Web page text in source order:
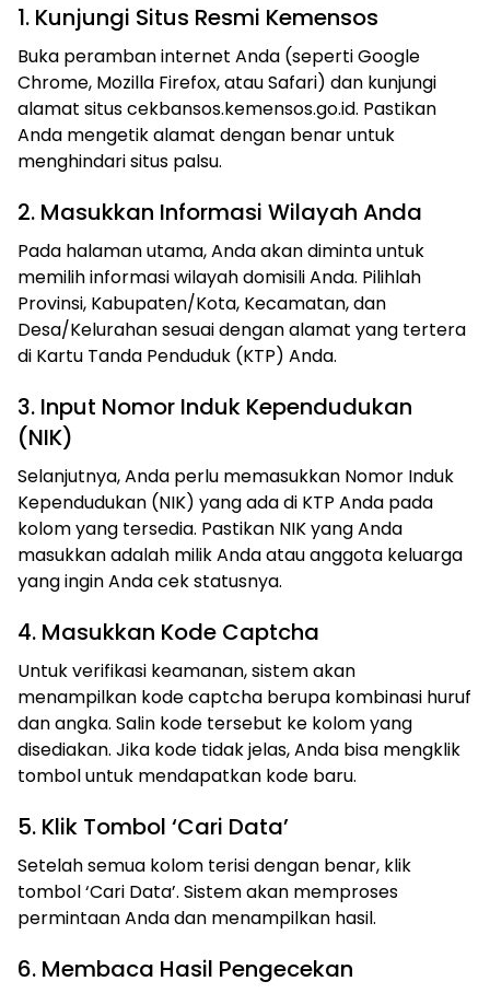
1. Kunjungi Situs Resmi Kemensos
Buka peramban internet Anda (seperti Google
Chrome, Mozilla Firefox, atau Safari) dan kunjungi
alamat situs cekbansos.kemensos.go.id. Pastikan
Anda mengetik alamat dengan benar untuk
menghindari situs palsu.
2. Masukkan Informasi Wilayah Anda
Pada halaman utama, Anda akan diminta untuk
memilih informasi wilayah domisili Anda. Pilihlah
Provinsi, Kabupaten/Kota, Kecamatan, dan
Desa/Kelurahan sesuai dengan alamat yang tertera
di Kartu Tanda Penduduk (KTP) Anda.
3. Input Nomor Induk Kependudukan
(NIK)
Selanjutnya, Anda perlu memasukkan Nomor Induk
Kependudukan (NIK) yang ada di KTP Anda pada
kolom yang tersedia. Pastikan NIK yang Anda
masukkan adalah milik Anda atau anggota keluarga
yang ingin Anda cek statusnya.
4. Masukkan Kode Captcha
Untuk verifikasi keamanan, sistem akan
menampilkan kode captcha berupa kombinasi huruf
dan angka. Salin kode tersebut ke kolom yang
disediakan. Jika kode tidak jelas, Anda bisa mengklik
tombol untuk mendapatkan kode baru.
5. Klik Tombol ‘Cari Data’
Setelah semua kolom terisi dengan benar, klik
tombol ‘Cari Data’. Sistem akan memproses
permintaan Anda dan menampilkan hasil.
6. Membaca Hasil Pengecekan